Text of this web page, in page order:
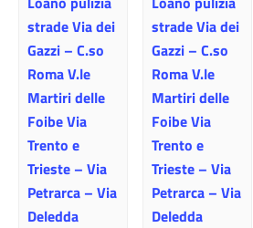
strade Via dei
Gazzi – C.so
Roma V.le
Martiri delle
Foibe Via
Trento e
Trieste – Via
Petrarca – Via
Deledda
strade Via dei
Gazzi – C.so
Roma V.le
Martiri delle
Foibe Via
Trento e
Trieste – Via
Petrarca – Via
Deledda